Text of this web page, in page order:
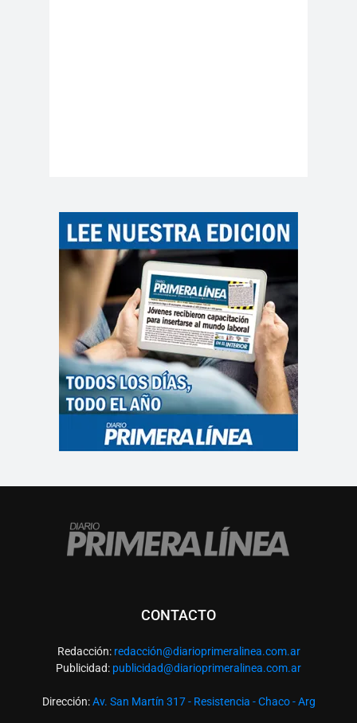
CONTACTO
Redacción: redacción@diarioprimeralinea.com.ar
Publicidad: publicidad@diarioprimeralinea.com.ar
Dirección:Av. San Martín 317 - Resistencia - Chaco - Arg